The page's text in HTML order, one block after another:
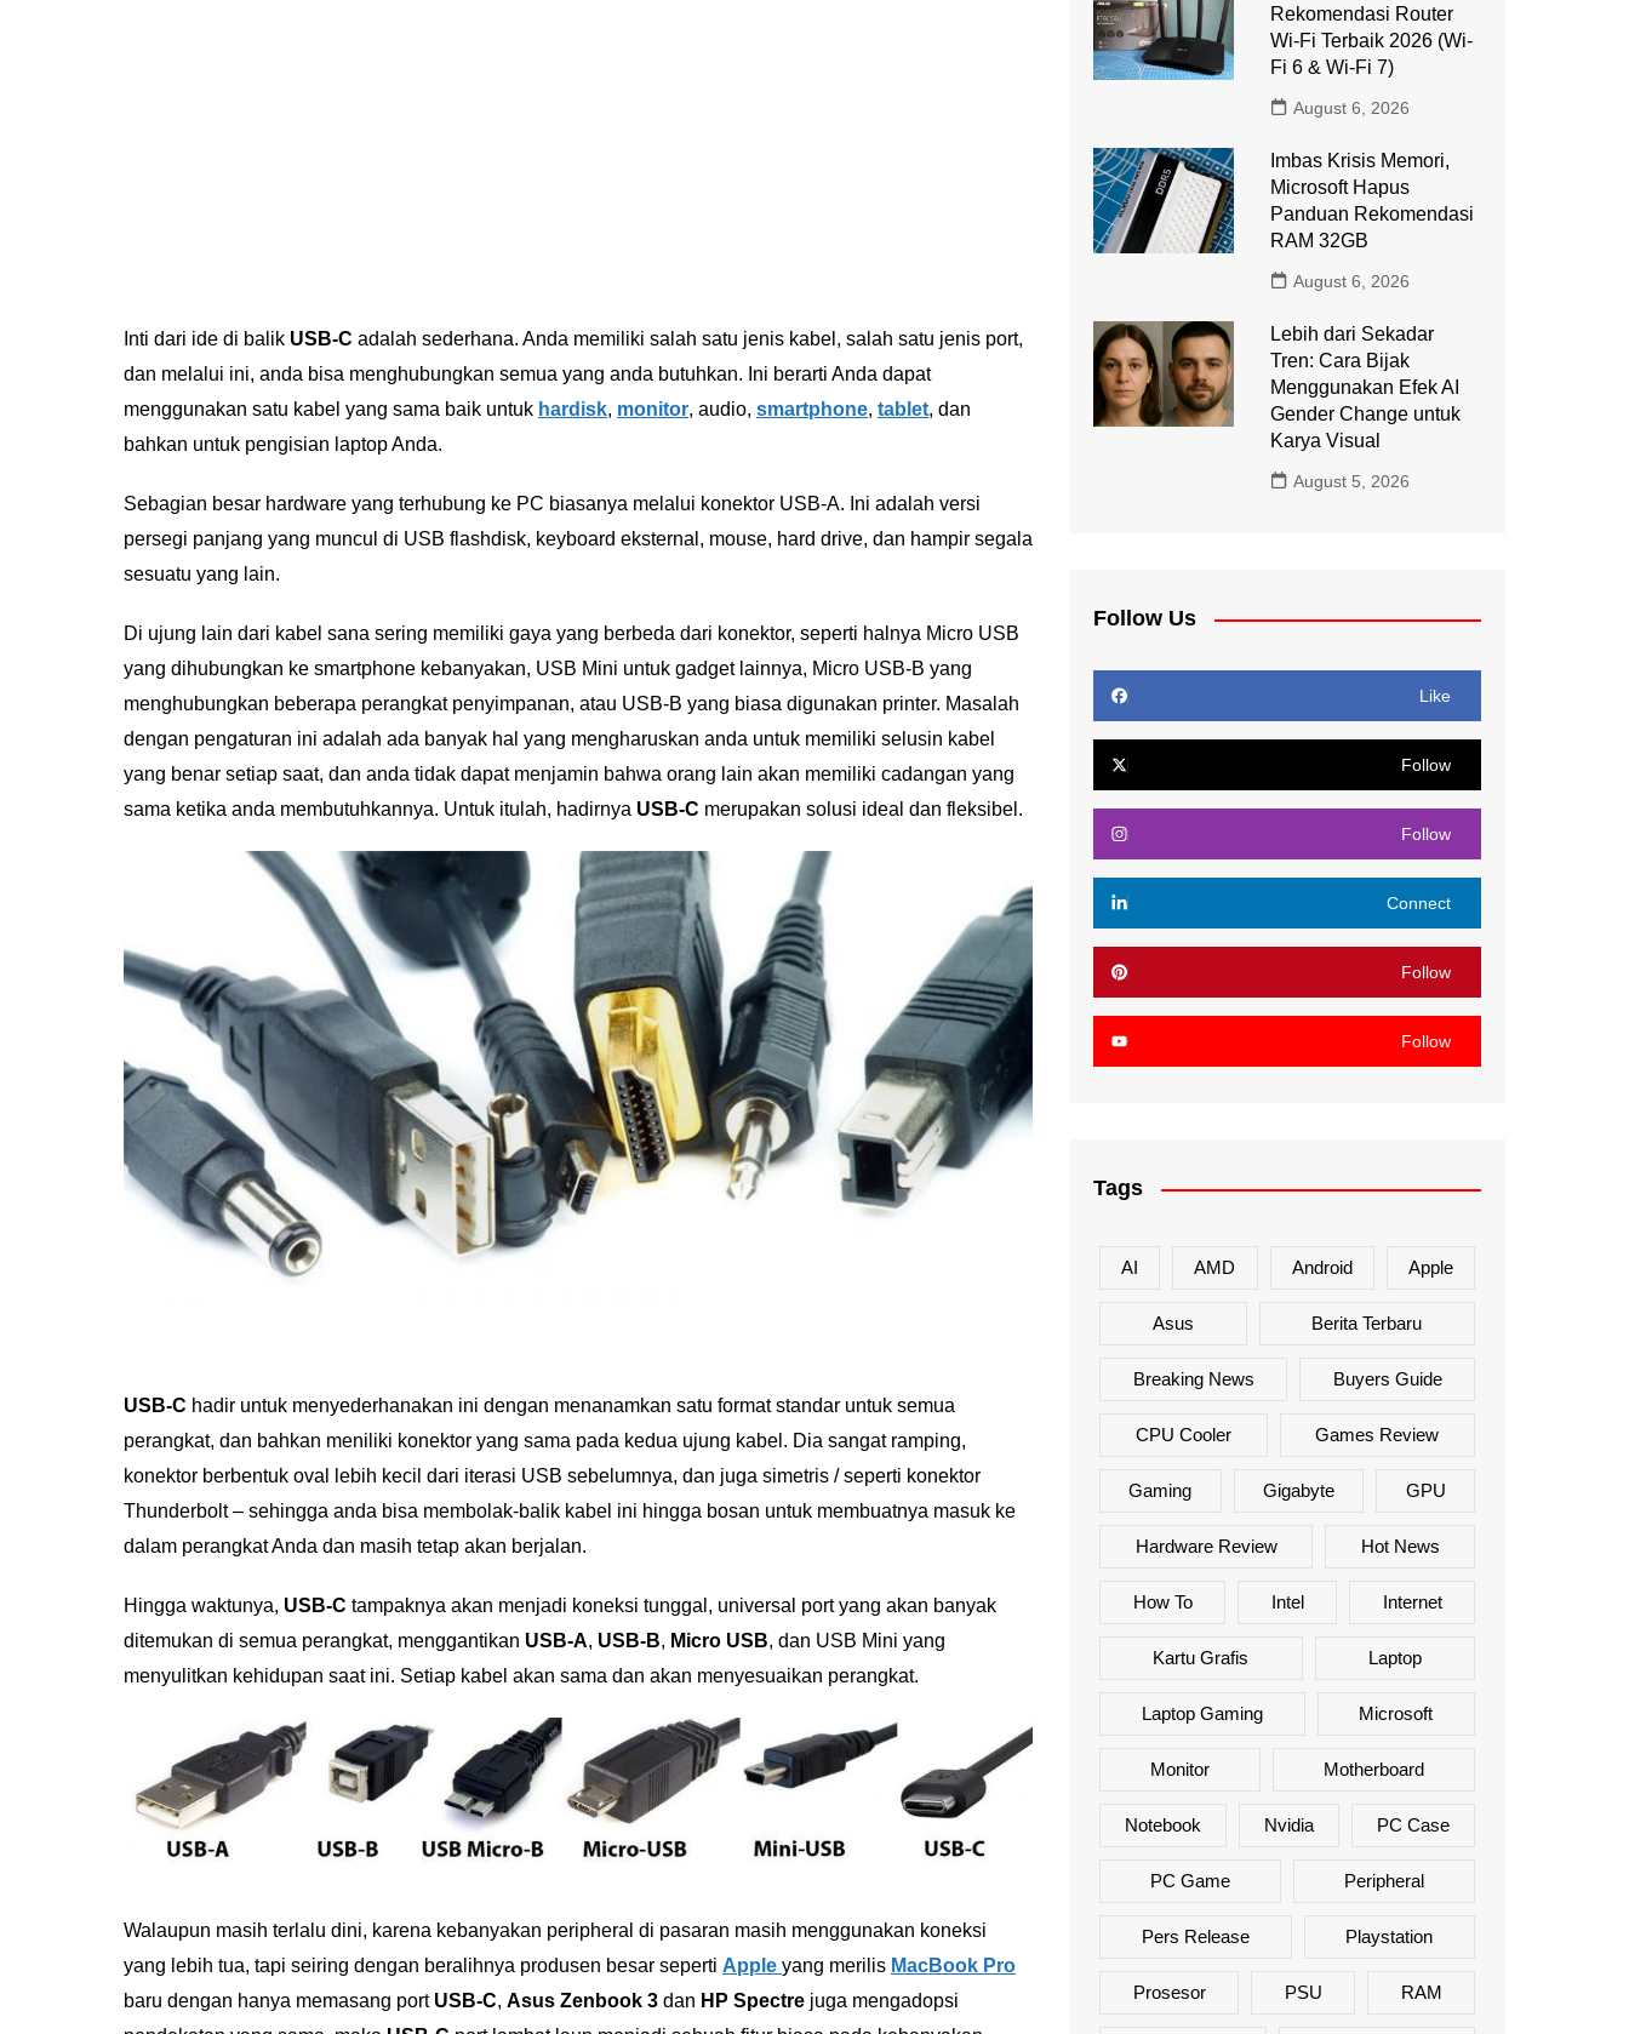
Inti dari ide di balik USB-C adalah sederhana. Anda memiliki salah satu jenis kabel, salah satu jenis port,
dan melalui ini, anda bisa menghubungkan semua yang anda butuhkan. Ini berarti Anda dapat
menggunakan satu kabel yang sama baik untuk hardisk, monitor, audio, smartphone, tablet, dan
bahkan untuk pengisian laptop Anda.
Sebagian besar hardware yang terhubung ke PC biasanya melalui konektor USB-A. Ini adalah versi
persegi panjang yang muncul di USB flashdisk, keyboard eksternal, mouse, hard drive, dan hampir segala
sesuatu yang lain.
Di ujung lain dari kabel sana sering memiliki gaya yang berbeda dari konektor, seperti halnya Micro USB
yang dihubungkan ke smartphone kebanyakan, USB Mini untuk gadget lainnya, Micro USB-B yang
menghubungkan beberapa perangkat penyimpanan, atau USB-B yang biasa digunakan printer. Masalah
dengan pengaturan ini adalah ada banyak hal yang mengharuskan anda untuk memiliki selusin kabel
yang benar setiap saat, dan anda tidak dapat menjamin bahwa orang lain akan memiliki cadangan yang
sama ketika anda membutuhkannya. Untuk itulah, hadirnya USB-C merupakan solusi ideal dan fleksibel.
USB-C hadir untuk menyederhanakan ini dengan menanamkan satu format standar untuk semua
perangkat, dan bahkan meniliki konektor yang sama pada kedua ujung kabel. Dia sangat ramping,
konektor berbentuk oval lebih kecil dari iterasi USB sebelumnya, dan juga simetris / seperti konektor
Thunderbolt – sehingga anda bisa membolak-balik kabel ini hingga bosan untuk membuatnya masuk ke
dalam perangkat Anda dan masih tetap akan berjalan.
Hingga waktunya, USB-C tampaknya akan menjadi koneksi tunggal, universal port yang akan banyak
ditemukan di semua perangkat, menggantikan USB-A, USB-B, Micro USB, dan USB Mini yang
menyulitkan kehidupan saat ini. Setiap kabel akan sama dan akan menyesuaikan perangkat.
Walaupun masih terlalu dini, karena kebanyakan peripheral di pasaran masih menggunakan koneksi
yang lebih tua, tapi seiring dengan beralihnya produsen besar seperti Apple yang merilis MacBook Pro
baru dengan hanya memasang port USB-C, Asus Zenbook 3 dan HP Spectre juga mengadopsi
Rekomendasi Router
Wi-Fi Terbaik 2026 (Wi-
Fi 6 & Wi-Fi 7)
August 6, 2026
Imbas Krisis Memori,
Microsoft Hapus
Panduan Rekomendasi
RAM 32GB
August 6, 2026
Lebih dari Sekadar
Tren: Cara Bijak
Menggunakan Efek AI
Gender Change untuk
Karya Visual
August 5, 2026
Follow Us
Like
Follow
Follow
Connect
Follow
Follow
Tags
AI AMD Android Apple
Asus Berita Terbaru
Breaking News Buyers Guide
CPU Cooler Games Review
Gaming Gigabyte GPU
Hardware Review Hot News
How To Intel Internet
Kartu Grafis Laptop
Laptop Gaming Microsoft
Monitor Motherboard
Notebook Nvidia PC Case
PC Game Peripheral
Pers Release Playstation
Prosesor PSU RAM